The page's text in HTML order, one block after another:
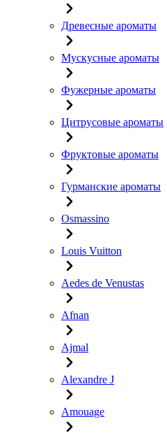
Древесные ароматы
Мускусные ароматы
Фужерные ароматы
Цитрусовые ароматы
Фруктовые ароматы
Гурманские ароматы
Osmassino
Louis Vuitton
Aedes de Venustas
Afnan
Ajmal
Alexandre J
Amouage